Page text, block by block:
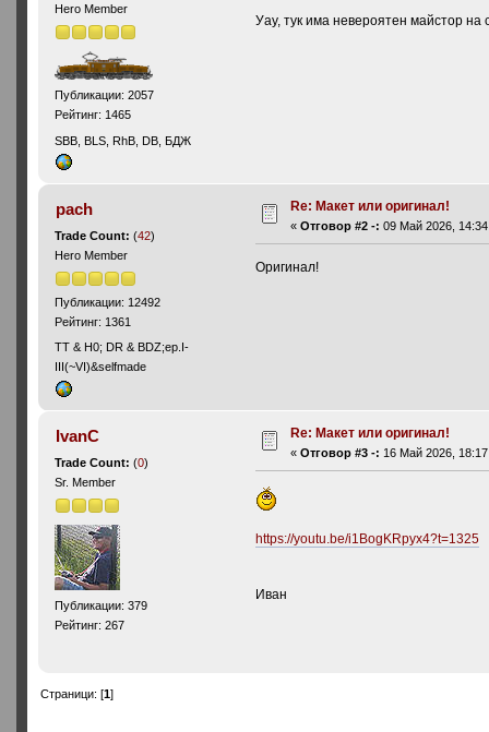
Hero Member
Публикации: 2057
Рейтинг: 1465
SBB, BLS, RhB, DB, БДЖ
Уау, тук има невероятен майстор
pach
Trade Count:(42)
Hero Member
Публикации: 12492
Рейтинг: 1361
ТТ & Н0; DR & BDZ;ep.I-
III(~VI)&selfmade
Re: Макет или оригинал!
«Отговор #2 -: 09 Май 2026,
Оригинал!
IvanC
Trade Count:(0)
Sr. Member
Публикации: 379
Рейтинг: 267
Re: Макет или оригинал!
«Отговор #3 -: 16 Май 2026,
https://youtu.be/i1BogKRpyx4?t=1325
Иван
Страници: [1]